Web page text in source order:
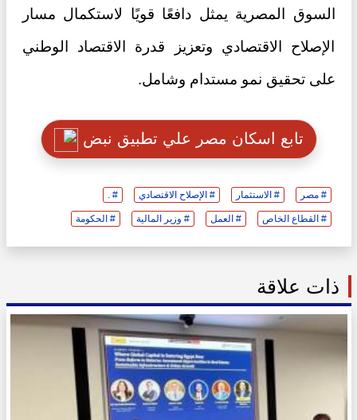
السوق المصرية يمثل دافعًا قويًا لاستكمال مسار
الإصلاح الاقتصادي وتعزيز قدرة الاقتصاد الوطني
على تحقيق نمو مستدام وشامل.
تابع اسكان مصر علي تطبيق نبض
# مصر # الاستثمار # الإصلاح الاقتصادي # .
# القطاع الخاص # العمل # وزير المالية # الحكومة
ذات علاقة